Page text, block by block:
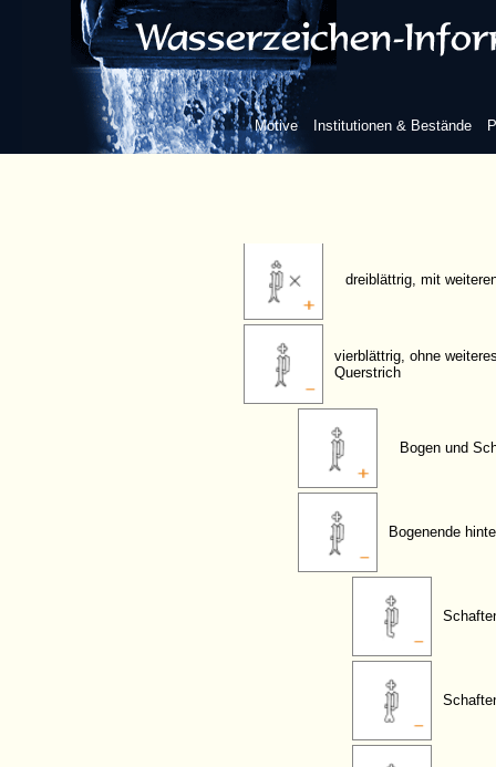
Motive Institutionen & Bestände
Blume/Blatt
dreiblättrig, mit
vierblättrig, ohne
Querstrich
Bogen und
Bogenende